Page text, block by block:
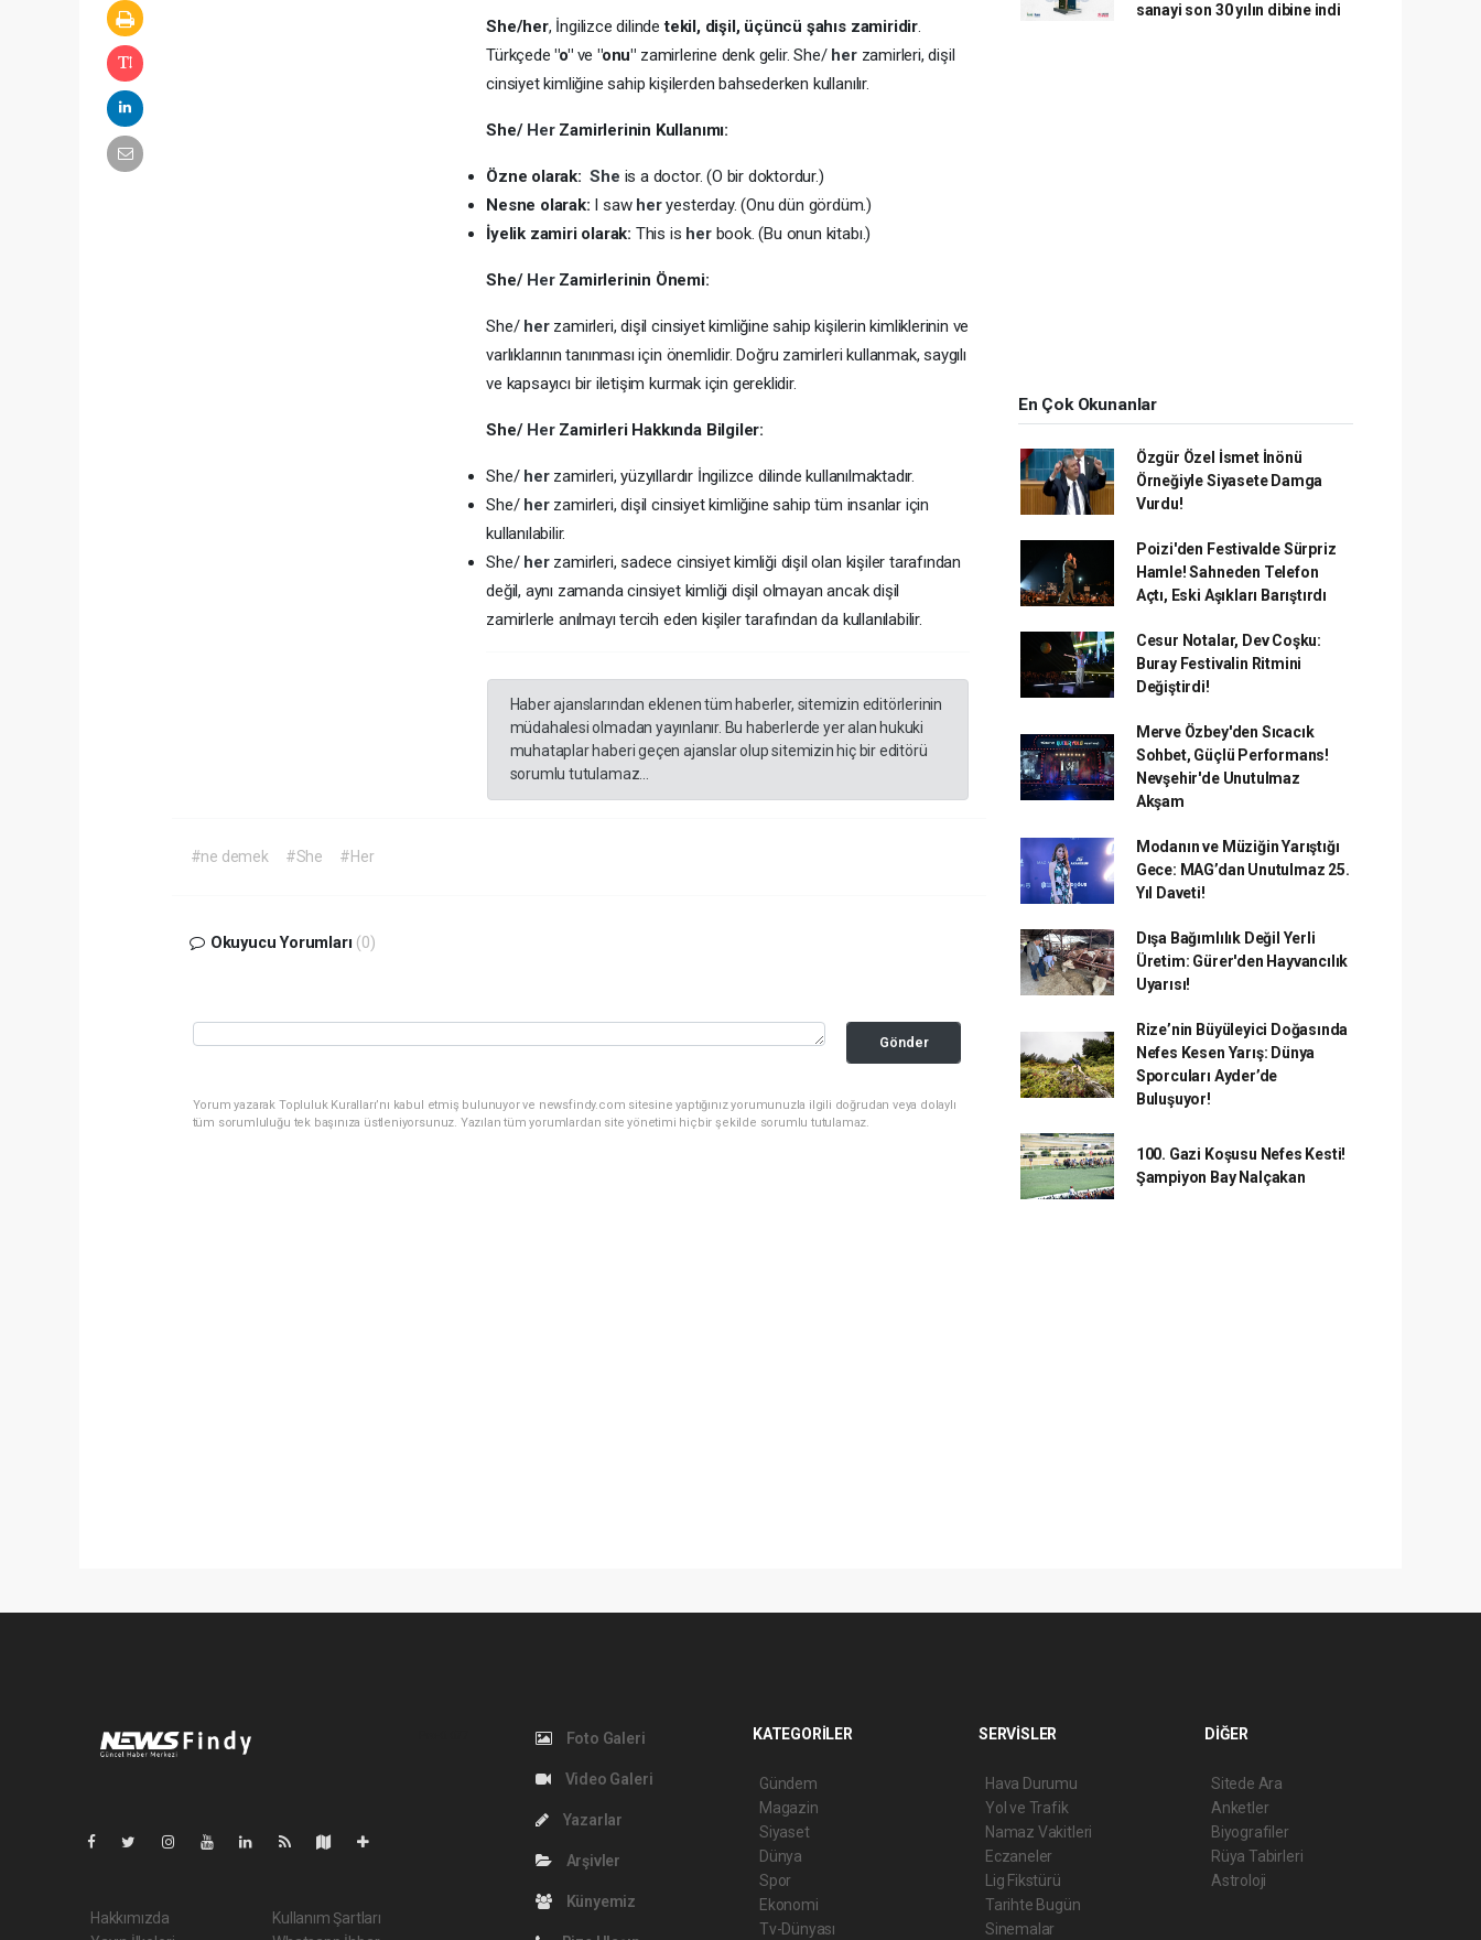
She/her, İngilizce dilindetekil, dişil, üçüncü şahıs zamiridir.
Türkçede"o"ve"onu" zamirlerine denk gelir. She/ her zamirleri, dişil
cinsiyet kimliğine sahip kişilerden bahsederken kullanılır.
She/ Her Zamirlerinin Kullanımı:
Özne olarak: She is a doctor. (O bir doktordur.)
Nesne olarak: I saw heryesterday. (Onu dün gördüm.)
İyelik zamiri olarak: This is her book. (Bu onun kitabı.)
She/ Her Zamirlerinin Önemi:
She/ her zamirleri, dişil cinsiyet kimliğine sahip kişilerin kimliklerinin ve
varlıklarının tanınması için önemlidir. Doğru zamirleri kullanmak, saygılı
ve kapsayıcı bir iletişim kurmak için gereklidir.
She/ Her Zamirleri Hakkında Bilgiler:
She/ her zamirleri, yüzyıllardır İngilizce dilinde kullanılmaktadır.
She/ her zamirleri, dişil cinsiyet kimliğine sahip tüm insanlar için
kullanılabilir.
She/ her zamirleri, sadece cinsiyet kimliği dişil olan kişiler tarafından
değil, aynı zamanda cinsiyet kimliği dişil olmayan ancak dişil
zamirlerle anılmayı tercih eden kişiler tarafından da kullanılabilir.
Haber ajanslarından eklenen tüm haberler, sitemizin editörlerinin
müdahalesi olmadan yayınlanır. Bu haberlerde yer alan hukuki
muhataplar haberi geçen ajanslar olup sitemizin hiç bir editörü
sorumlu tutulamaz...
#ne demek #She #Her
Okuyucu Yorumları (0)
Gönder
Yorum yazarak Topluluk Kuralları’nı kabul etmiş bulunuyor ve newsfindy.com sitesine yaptığınız yorumunuzla ilgili doğrudan veya dolaylı
tüm sorumluluğu tek başınıza üstleniyorsunuz. Yazılan tüm yorumlardan site yönetimi hiçbir şekilde sorumlu tutulamaz.
sanayi son 30 yılın dibine indi
En Çok Okunanlar
Özgür Özel İsmet İnönü
Örneğiyle Siyasete Damga
Vurdu!
Poizi'den Festivalde Sürpriz
Hamle! Sahneden Telefon
Açtı, Eski Aşıkları Barıştırdı
Cesur Notalar, Dev Coşku:
Buray Festivalin Ritmini
Değiştirdi!
Merve Özbey'den Sıcacık
Sohbet, Güçlü Performans!
Nevşehir'de Unutulmaz
Akşam
Modanın ve Müziğin Yarıştığı
Gece: MAG’dan Unutulmaz 25.
Yıl Daveti!
Dışa Bağımlılık Değil Yerli
Üretim: Gürer'den Hayvancılık
Uyarısı!
Rize’nin Büyüleyici Doğasında
Nefes Kesen Yarış: Dünya
Sporcuları Ayder’de
Buluşuyor!
100. Gazi Koşusu Nefes Kesti!
Şampiyon Bay Nalçakan
Hakkımızda
Kullanım Şartları
Foto Galeri
Video Galeri
Yazarlar
Arşivler
Künyemiz
KATEGORİLER
Gündem
Magazin
Siyaset
Dünya
Spor
Ekonomi
Tv-Dünyası
SERVİSLER
Hava Durumu
Yol ve Trafik
Namaz Vakitleri
Eczaneler
Lig Fikstürü
Tarihte Bugün
Sinemalar
DİĞER
Sitede Ara
Anketler
Biyografiler
Rüya Tabirleri
Astroloji